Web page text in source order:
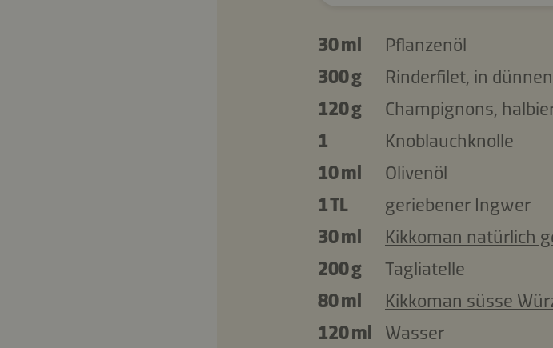
30 ml
Pflanzenöl
300 g
Rinderfilet, in
120 g
Champignons,
1
Knoblauchknolle
10 ml
Olivenöl
1 TL
geriebener Ingwer
30 ml
Kikkoman natürlich
200 g
Tagliatelle
80 ml
Kikkoman süsse
120 ml
Wasser